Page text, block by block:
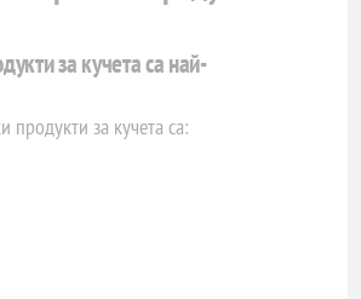
за кучета са най-
продукти за кучета са: